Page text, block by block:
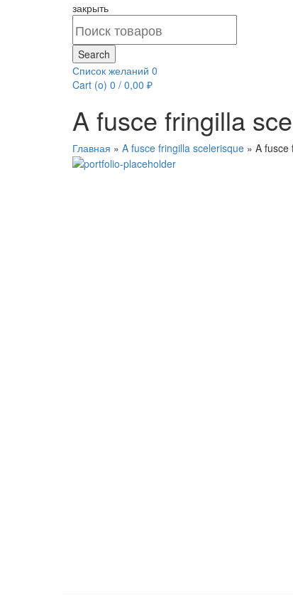
закрыть
for:
Search
Список желаний 0
Cart (o) 0 / 0,00 ₽
A fusce fringilla
Главная » A fusce fringilla scelerisque » A fusce